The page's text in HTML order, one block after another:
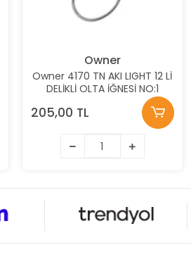
Owner
Owner 4170 TN AKI LIGHT 12 Lİ
DELİKLİ OLTA İĞNESİ NO:1
205,00 TL